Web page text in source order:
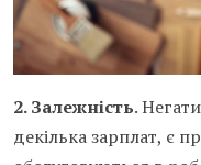
2. Залежність.
декілька зарплат, є